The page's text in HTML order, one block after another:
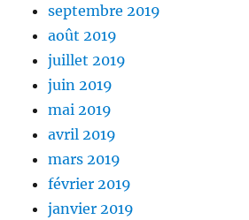
septembre 2019
août 2019
juillet 2019
juin 2019
mai 2019
avril 2019
mars 2019
février 2019
janvier 2019